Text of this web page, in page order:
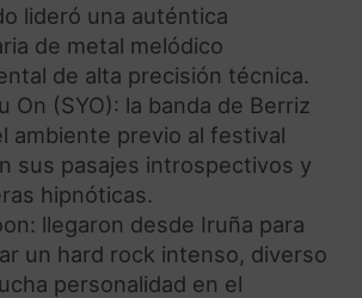
lideró una auténtica
de metal melódico
de alta precisión técnica.
On (SYO): la banda de Berriz
ambiente previo al festival
sus pasajes introspectivos y
hipnóticas.
llegaron desde Iruña para
un hard rock intenso, diverso
personalidad en el